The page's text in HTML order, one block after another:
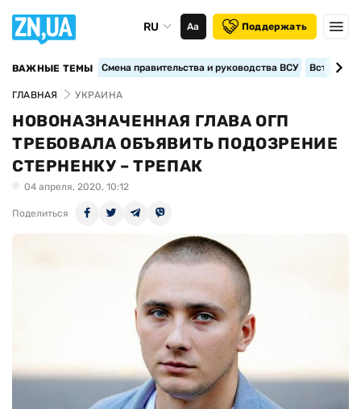
RU Аа Поддержать
ВАЖНЫЕ ТЕМЫ Смена правительства и руководства ВСУ
ГЛАВНАЯ УКРАИНА
НОВОНАЗНАЧЕННАЯ ГЛАВА ОГП
ТРЕБОВАЛА ОБЪЯВИТЬ ПОДОЗРЕНИЕ
СТЕРНЕНКУ – ТРЕПАК
04 апреля, 2020, 10:12
Поделиться